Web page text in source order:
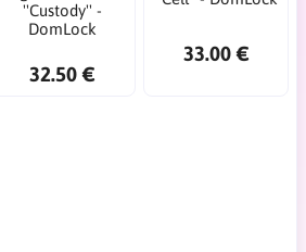
''Custody'' -
DomLock
32.50 €
33.00 €